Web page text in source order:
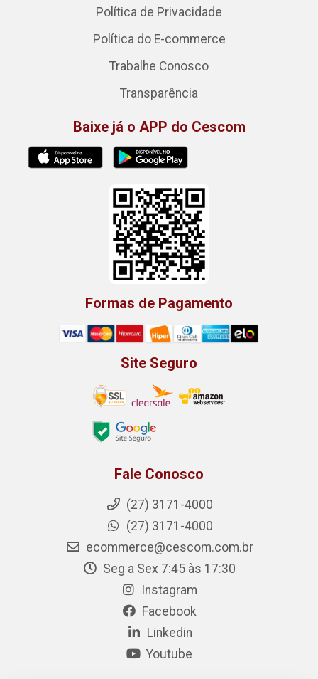
Política de Privacidade
Política do E-commerce
Trabalhe Conosco
Transparência
Baixe já o APP do Cescom
Formas de Pagamento
Site Seguro
Fale Conosco
(27) 3171-4000
(27) 3171-4000
ecommerce@cescom.com.br
Seg a Sex 7:45 às 17:30
Instagram
Facebook
Linkedin
Youtube